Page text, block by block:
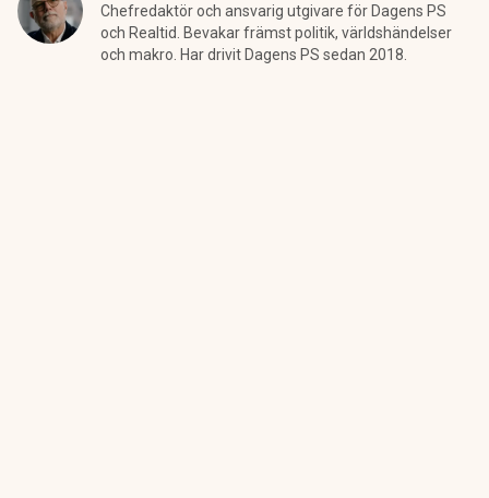
Chefredaktör och ansvarig utgivare för Dagens PS
och Realtid. Bevakar främst politik, världshändelser
och makro. Har drivit Dagens PS sedan 2018.